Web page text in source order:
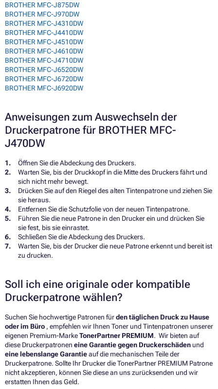
BROTHER MFC-J875DW
BROTHER MFC-J970DW
BROTHER MFC-J4310DW
BROTHER MFC-J4410DW
BROTHER MFC-J4510DW
BROTHER MFC-J4610DW
BROTHER MFC-J4710DW
BROTHER MFC-J6520DW
BROTHER MFC-J6720DW
BROTHER MFC-J6920DW
Anweisungen zum Auswechseln der
Druckerpatrone für BROTHER MFC-
J470DW
Öffnen Sie die Abdeckung des Druckers.
Warten Sie, bis der Druckkopf in die Mitte des Druckers fährt und
sich nicht mehr bewegt.
Drücken Sie auf den Riegel des alten Tintenpatrone und ziehen Sie
sie heraus.
Entfernen Sie die Schutzfolie von der neuen Tintenpatrone.
Führen Sie die neue Patrone in den Drucker ein und drücken Sie
sie fest, bis sie einrastet.
Schließen Sie die Abdeckung des Druckers.
Warten Sie, bis der Drucker die neue Patrone erkennt und bereit ist
zu drucken.
Soll ich eine originale oder kompatible
Druckerpatrone wählen?
Suchen Sie hochwertige Patronen fürden täglichen Druck zu Hause
oder im Büro , empfehlen wir Ihnen Toner und Tintenpatronen unserer
eigenen Premium-MarkeTonerPartner PREMIUM. Wir bieten auf
diese Druckerpatronen eine Garantie gegen Druckerschäden und
eine lebenslange Garantieauf die mechanischen Teile der
Druckerpatrone. Sollte Ihr Drucker die TonerPartner PREMIUM Patrone
nicht akzeptieren, können Sie diese an uns zurücksenden und wir
erstatten Ihnen das Geld.